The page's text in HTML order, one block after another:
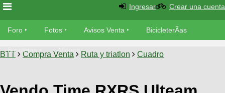
Foro
Foro
MecÃ¡nica
Fotos
SUBÃ
Ingresar Crear una cuenta
Foro Fotos Avisos Venta BicicleterÃ­as
Bicicletas Videos
BTT Compra Venta Ruta y triatlon Cuadro